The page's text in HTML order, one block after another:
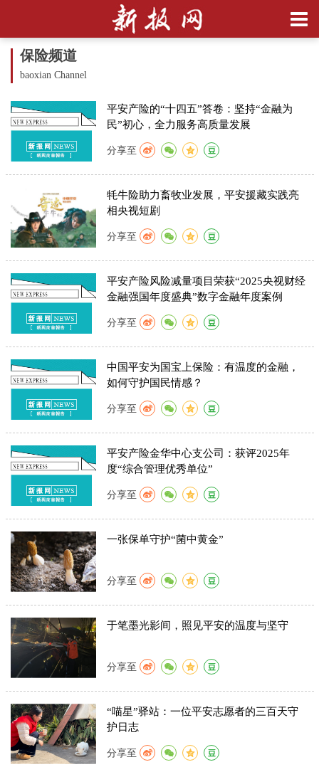
保险频道
baoxian Channel
平安产险的“十四五”答卷：坚持“金融为
民”初心，全力服务高质量发展
分享至
牦牛险助力畜牧业发展，平安援藏实践亮
相央视短剧
分享至
平安产险风险减量项目荣获“2025央视财经
金融强国年度盛典”数字金融年度案例
分享至
中国平安为国宝上保险：有温度的金融，
如何守护国民情感？
分享至
平安产险金华中心支公司：获评2025年
度“综合管理优秀单位”
分享至
一张保单守护“菌中黄金”
分享至
于笔墨光影间，照见平安的温度与坚守
分享至
“喵星”驿站：一位平安志愿者的三百天守
护日志
分享至